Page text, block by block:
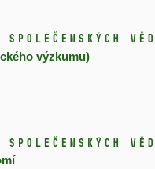
věd
výzkumu)
věd